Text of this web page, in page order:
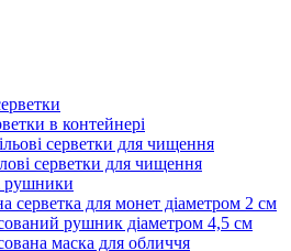
в контейнері
серветки для чищення
серветки для чищення
рушники
серветка для монет діаметром 2 см
рушник діаметром 4,5 см
маска для обличчя